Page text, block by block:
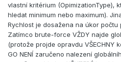
vlastní kritérium (OpimizationType),
hledat minimum nebo maximum).
Rychlost je dosažena na úkor
Zatímco brute-force VŽDY najde
(protože projde opravdu VŠECHNY
GO NENÍ zaručeno nalezení